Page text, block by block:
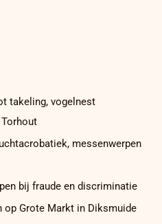
takeling, vogelnest
messenwerpen
bij fraude en discriminatie
op Grote Markt in Diksmuide